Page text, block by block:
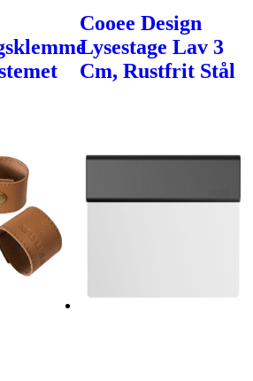
Cooee Design
Lysestage Lav 3
Cm, Rustfrit Stål